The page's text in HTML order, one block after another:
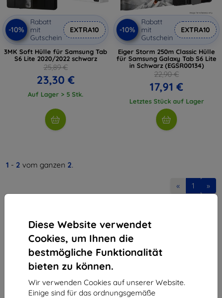
Diese Website verwendet
Cookies, um Ihnen die
bestmögliche Funktionalität
bieten zu können.
Wir verwenden Cookies auf unserer Website.
Einige sind für das ordnungsgemäße
-10%
Rabatt
mit
Gutschein
EXTRA10
3MK Soft Hülle für Samsung Tab
S6 Lite 2020/2022 schwarz
25,89 €
23,30 €
Auf Lager > 5 Stk.
-10%
Rabatt
mit
Gutschein
EXTRA10
Eiger Storm 250m Classic Hülle
für Samsung Galaxy Tab S6 Lite
in Schwarz (EGSR00134)
22,90 €
17,91 €
Letztes Stück auf Lager
1 - 2 vom ganzen 2.
« 1 »
Shield-Sk s.r.o.
Ulica Rudolfa Mocka 3750/2A
841 04 Bratislava